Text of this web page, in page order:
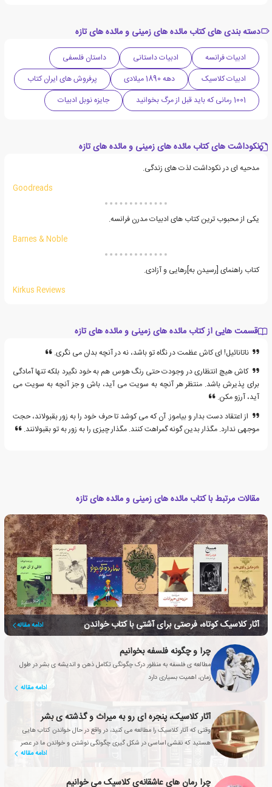
دسته بندی های کتاب مائده های زمینی و مائده های تازه
ادبیات فرانسه ادبیات داستانی
داستان فلسفی
ادبیات کلاسیک
دهه 1890 میلادی
پرفروش های ایران کتاب
1001 رمانی که باید قبل از مرگ بخوانید
جایزه نوبل ادبیات
نکوداشت های کتاب مائده های زمینی و مائده های تازه
مدحیه ای در نکوداشت لذت های زندگی.
Goodreads
یکی از محبوب ترین کتاب های ادبیات مدرن فرانسه.
Barnes & Noble
کتاب راهنمای [رسیدن به]رهایی و آزادی.
Kirkus Reviews
قسمت هایی از کتاب مائده های زمینی و مائده های تازه
ناتانائیل! ای کاش عظمت در نگاه تو باشد، نه در آنچه بدان می نگری.
کاش هیچ انتظاری در وجودت حتی رنگ هوس هم به خود نگیرد بلکه تنها آمادگی
برای پذیرش باشد. منتظر هر آنچه به سویت می آید، باش و جز آنچه به سویت می
آید، آرزو مکن.
از اعتقاد دست بدار و بیاموز. آن که می کوشد تا حرف خود را به زور بقبولاند، حجت
موجهی ندارد. مگذار بدین گونه گمراهت کنند. مگذار چیزی را به زور به تو بقبولانند.
مقالات مرتبط با کتاب مائده های زمینی و مائده های تازه
آثار کلاسیک کوتاه، فرصتی برای آشتی با کتاب خواندن ادامه مقاله
چرا و چگونه فلسفه بخوانیم
مطالعه ی فلسفه به منظور درک چگونگی تکامل ذهن و اندیشه ی بشر در طول
زمان، اهمیت بسیاری دارد
ادامه مقاله
آثار کلاسیک، پنجره ای رو به میراث و گذشته ی بشر
وقتی که آثار کلاسیک را مطالعه می کنید، در واقع در حال خواندن کتاب هایی
هستید که نقشی اساسی در شکل گیری چگونگی نوشتن و خواندن ما در عصر
ادامه مقاله
چرا رمان های عاشقانه‌ی کلاسیک می خوانیم